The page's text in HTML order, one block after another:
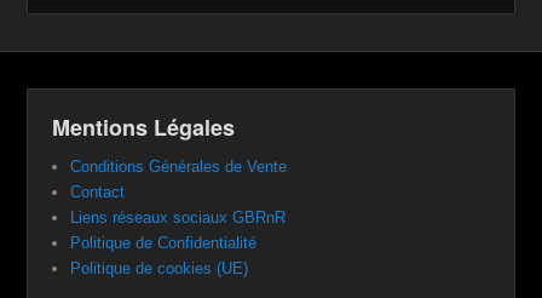
Mentions Légales
Conditions Générales de Vente
Contact
Liens réseaux sociaux GBRnR
Politique de Confidentialité
Politique de cookies (UE)